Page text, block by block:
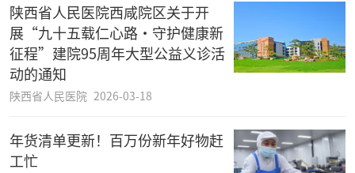
陕西省人民医院西咸院区关于开
展“九十五载仁心路·守护健康新
征程”建院95周年大型公益义诊活
动的通知
陕西省人民医院 2026-03-18
年货清单更新！百万份新年好物赶
工忙